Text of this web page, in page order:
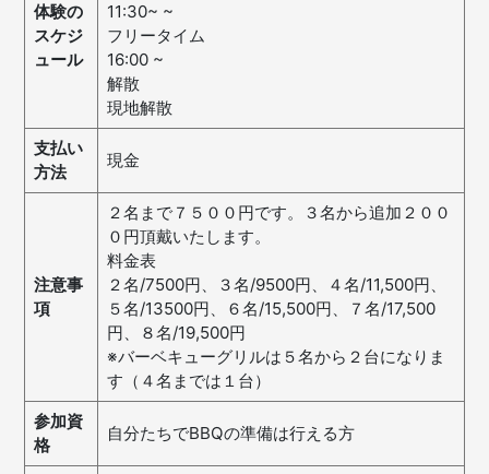
体験の
スケジ
ュール
11:30~ ~
フリータイム
16:00 ~
解散
現地解散
支払い
方法
現金
注意事
項
２名まで７５００円です。３名から追加２００
０円頂戴いたします。
料金表
２名/7500円、３名/9500円、４名/11,500円、
５名/13500円、６名/15,500円、７名/17,500
円、８名/19,500円
※バーベキューグリルは５名から２台になりま
す（４名までは１台）
参加資
格
自分たちでBBQの準備は行える方